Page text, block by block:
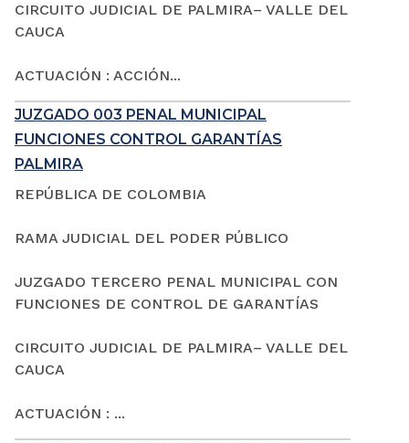
CIRCUITO JUDICIAL DE PALMIRA– VALLE DEL
CAUCA
ACTUACIÓN : ACCIÓN...
JUZGADO 003 PENAL MUNICIPAL
FUNCIONES CONTROL GARANTÍAS
PALMIRA
REPÚBLICA DE COLOMBIA
RAMA JUDICIAL DEL PODER PÚBLICO
JUZGADO TERCERO PENAL MUNICIPAL CON
FUNCIONES DE CONTROL DE GARANTÍAS
CIRCUITO JUDICIAL DE PALMIRA– VALLE DEL
CAUCA
ACTUACIÓN : ...